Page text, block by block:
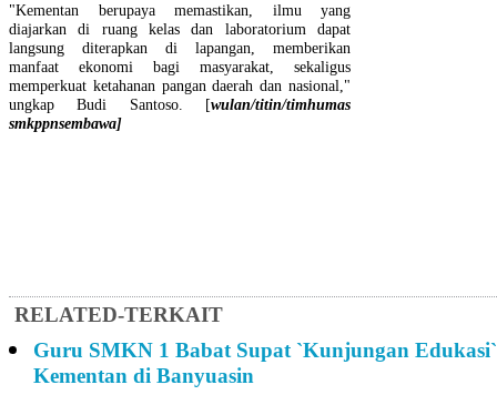
"Kementan berupaya memastikan, ilmu yang
diajarkan di ruang kelas dan laboratorium dapat
langsung diterapkan di lapangan, memberikan
manfaat ekonomi bagi masyarakat, sekaligus
memperkuat ketahanan pangan daerah dan nasional,"
ungkap Budi Santoso. [wulan/titin/timhumas
smkppnsembawa]
RELATED-TERKAIT
Guru SMKN 1 Babat Supat `Kunjungan
Kementan di Banyuasin